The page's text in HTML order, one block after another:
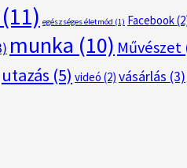
(11) egészséges életmód (1) Facebook
munka (10) Művészet
utazás (5) videó (2) vásárlás (3)